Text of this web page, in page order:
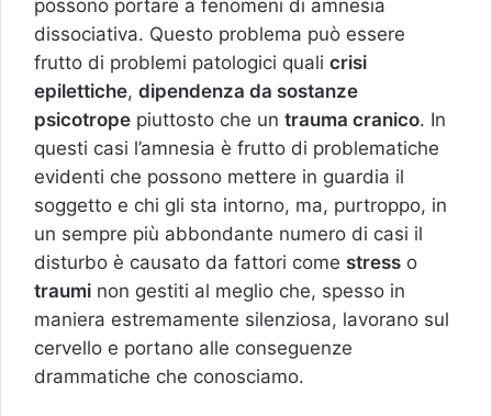
possono portare a fenomeni di amnesia
dissociativa. Questo problema può essere
frutto di problemi patologici quali crisi
epilettiche, dipendenza da sostanze
psicotrope piuttosto che un trauma cranico. In
questi casi l’amnesia è frutto di problematiche
evidenti che possono mettere in guardia il
soggetto e chi gli sta intorno, ma, purtroppo, in
un sempre più abbondante numero di casi il
disturbo è causato da fattori come stress o
traumi non gestiti al meglio che, spesso in
maniera estremamente silenziosa, lavorano sul
cervello e portano alle conseguenze
drammatiche che conosciamo.